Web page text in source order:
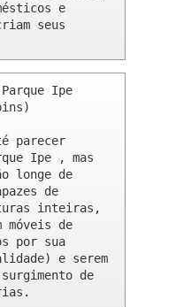
e
seus
Ipe
parecer
Ipe , mas
longe de
de
inteiras,
móveis de
por sua
e serem
de